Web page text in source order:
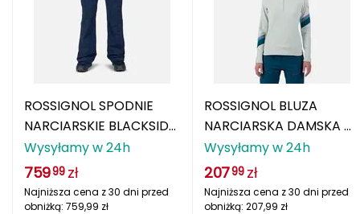
Primus
REDCLIFFS
ROSSIGNOL SPODNIE
NARCIARSKIE BLACKSIDE
PANT granatowy
Wysyłamy w 24h
75999 zł
Najniższa cena z 30 dni przed
obniżką: 759,99 zł
ROSSIGNOL BLUZA
NARCIARSKA DAMSKA W
STRAWPILE FLEECE HZ
niebieski
Wysyłamy w 24h
20799 zł
Najniższa cena z 30 dni przed
obniżką: 207,99 zł